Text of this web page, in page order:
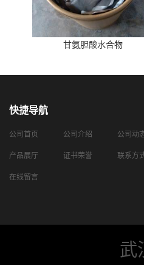
甘氨胆酸水合物
快捷导航
公司首页 公司介绍 公司动
产品展厅 证书荣誉 联系方
在线留言
武